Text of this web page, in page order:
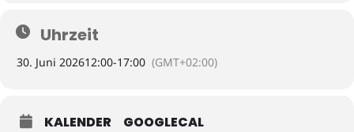
Uhrzeit
30. Juni 202612:00-17:00 (GMT+02:00)
KALENDER GOOGLECAL